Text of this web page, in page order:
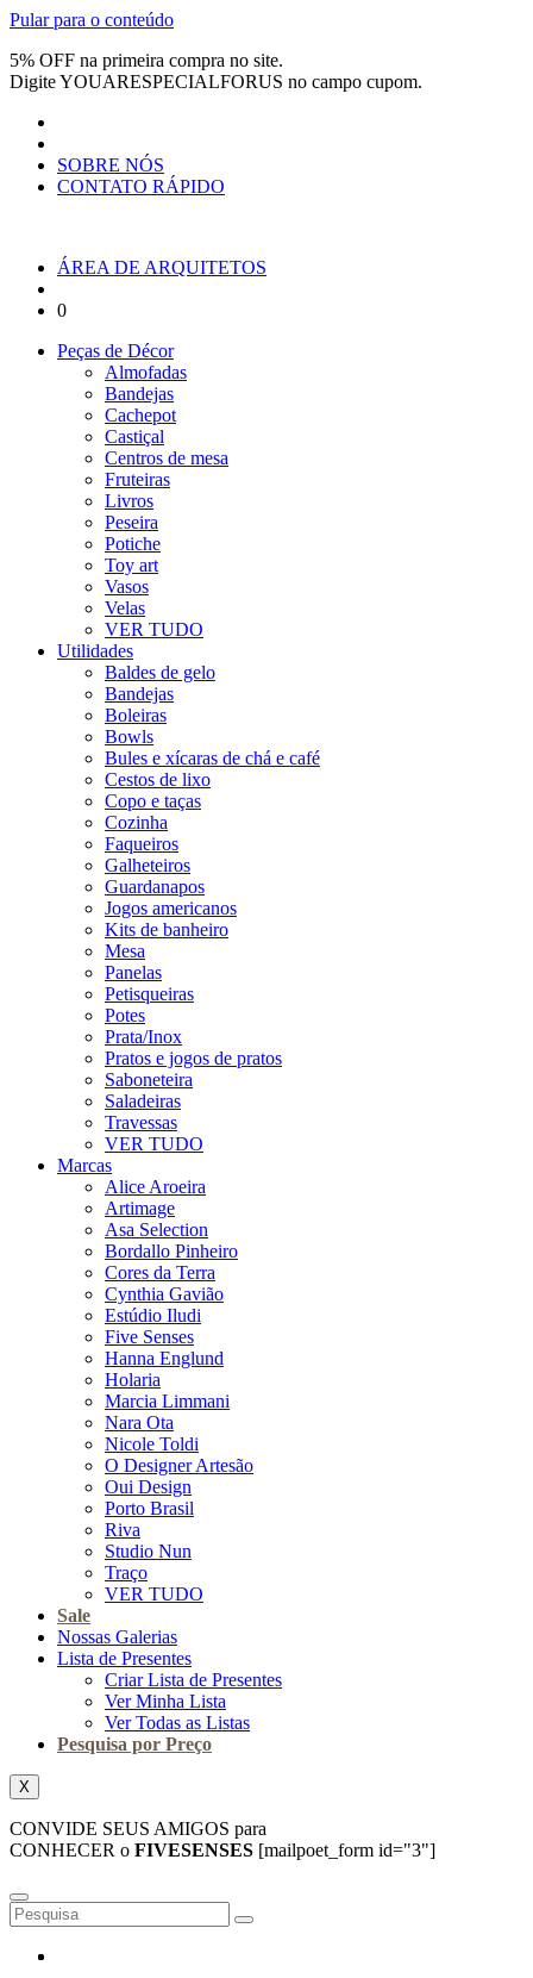
Pular para o conteúdo
5% OFF na primeira compra no site.
DigiteYOUARESPECIALFORUS no campo cupom.
SOBRE NÓS
CONTATO RÁPIDO
ÁREA DE ARQUITETOS
0
Peças de Décor
Almofadas
Bandejas
Cachepot
Castiçal
Centros de mesa
Fruteiras
Livros
Peseira
Potiche
Toy art
Vasos
Velas
VER TUDO
Utilidades
Baldes de gelo
Bandejas
Boleiras
Bowls
Bules e xícaras de chá e café
Cestos de lixo
Copo e taças
Cozinha
Faqueiros
Galheteiros
Guardanapos
Jogos americanos
Kits de banheiro
Mesa
Panelas
Petisqueiras
Potes
Prata/Inox
Pratos e jogos de pratos
Saboneteira
Saladeiras
Travessas
VER TUDO
Marcas
Alice Aroeira
Artimage
Asa Selection
Bordallo Pinheiro
Cores da Terra
Cynthia Gavião
Estúdio Iludi
Five Senses
Hanna Englund
Holaria
Marcia Limmani
Nara Ota
Nicole Toldi
O Designer Artesão
Oui Design
Porto Brasil
Riva
Studio Nun
Traço
VER TUDO
Sale
Nossas Galerias
Lista de Presentes
Criar Lista de Presentes
Ver Minha Lista
Ver Todas as Listas
Pesquisa por Preço
X
CONVIDE SEUS AMIGOS para
CONHECER o FIVESENSES [mailpoet_form id="3"]